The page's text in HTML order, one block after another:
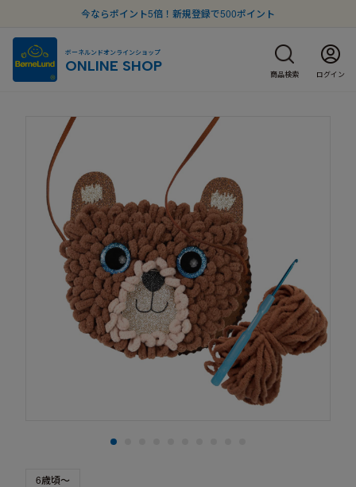
今ならポイント5倍！新規登録で500ポイント
ボーネルンドオンラインショップ
ONLINE SHOP 商品検索 ログイン
6歳頃～